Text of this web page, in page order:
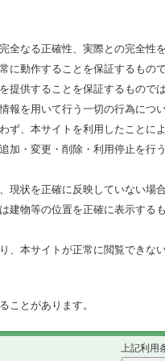
全なる正確性、実際との完全性
に動作することを保証するもの
提供することを保証するもので
報を用いて行う一切の行為につ
ず、本サイトを利用したこと
加・変更・削除・利用停止を
現状を正確に反映していない場
建物等の位置を正確に表示す
、本サイトが正常に閲覧できな
ことがあります。
上記利用